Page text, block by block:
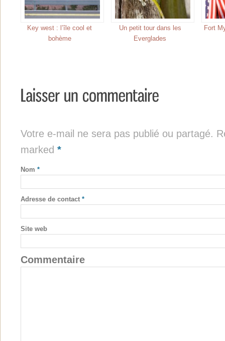
Key west : l’île cool et
bohème
Un petit tour dans les
Everglades
Fort
Votre e-mail ne sera pas publié ou partagé.
marked *
Nom *
Adresse de contact *
Site web
Commentaire